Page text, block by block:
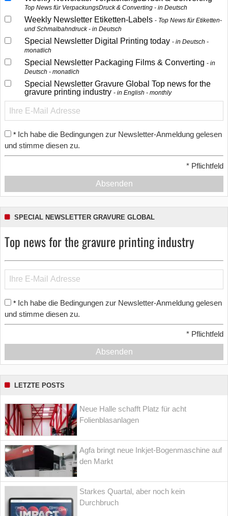
Top News für VerpackungsDruck & Converting - in Deutsch
Weekly Newsletter Etiketten-Labels
Top News für Etiketten-
und Schmalbahndruck - in Deutsch
Special Newsletter Digital Printing today
in Deutsch -
monatlich
Special Newsletter Packaging Films & Converting
in
Deutsch - monatlich
Special Newsletter Gravure Global Top news for the
gravure printing industry
in English - monthly
* Ich habe die Bedingungen zur Newsletter-Anmeldung gelesen
und stimme diesen zu.
* Pflichtfeld
Absenden
SPECIAL NEWSLETTER GRAVURE GLOBAL
Top news for the gravure printing industry
* Ich habe die Bedingungen zur Newsletter-Anmeldung gelesen
und stimme diesen zu.
* Pflichtfeld
Absenden
LETZTE POSTS
Neue Halle schafft Platz für acht
Folienblasanlagen
Agfa bringt neue Inkjet-Bogenmaschine auf
den Markt
Starkes Quartal, aber noch kein
Durchbruch